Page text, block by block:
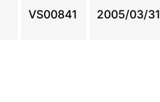
VS00841 2005/03/31